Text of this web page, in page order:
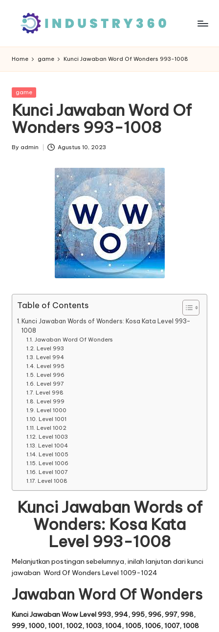
Home game Kunci Jawaban Word Of Wonders 993-1008
Posted
game
Kunci Jawaban Word Of
Wonders 993-1008
Posted
By admin Agustus 10, 2023
Table of Contents
Kunci Jawaban Words of Wonders: Kosa Kata Level 993-
1008
Jawaban Word Of Wonders
Level 993
Level 994
Level 995
Level 996
Level 997
Level 998
Level 999
Level 1000
Level 1001
Level 1002
Level 1003
Level 1004
Level 1005
Level 1006
Level 1007
Level 1008
Kunci Jawaban Words of
Wonders: Kosa Kata
Level 993-1008
Melanjutkan postingan sebelumnya, inilah lanjutan dari kunci
jawaban Word Of Wonders Level 1009-1024
Jawaban Word Of Wonders
Kunci Jawaban Wow Level 993, 994, 995, 996, 997, 998,
999, 1000, 1001, 1002, 1003, 1004, 1005, 1006, 1007, 1008